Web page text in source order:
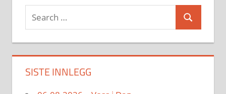
Search
for:
Search
SISTE INNLEGG